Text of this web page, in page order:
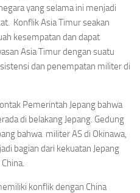
yang selama ini menjadi
Konflik Asia Timur seakan
kesempatan dan dapat
Asia Timur dengan suatu
dan penempatan militer di
Pemerintah Jepang bahwa
di belakang Jepang. Gedung
bahwa militer AS di Okinawa,
bagian dari kekuatan Jepang
konflik dengan China